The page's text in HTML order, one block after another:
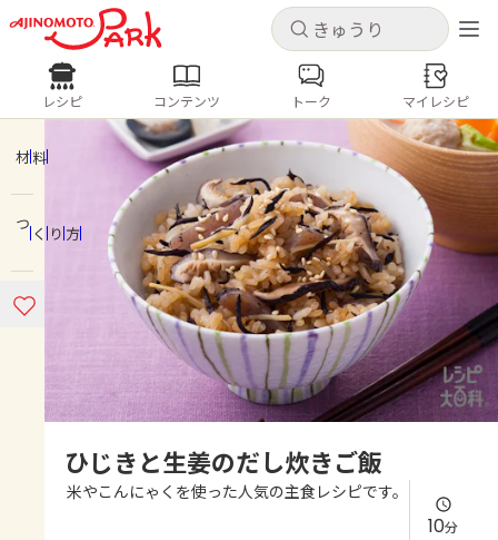
キャンセル
ログインするとレシピを保存できます
ログイン 新規登録
ホーム
コンテンツ
レシピ
よくあるお問い合わせ
キャンセル
レシピ コンテンツ
人気の食材・レシピ
きゅうり なす トマト
とうもろこし
ピーマン
みょうが ゴーヤ
レシピ コンテンツ トーク マイレシピ
材料
つくり方
ひじきと生姜のだし炊きご飯
米やこんにゃくを使った人気の主食レシピです。
10分